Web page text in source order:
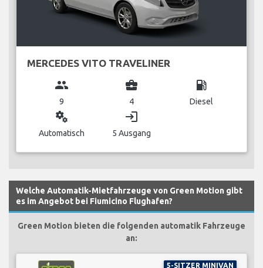
MERCEDES VITO TRAVELINER
group
9
business_center
4
local_gas_station
Diesel
miscellaneous_services
Automatisch
login
5 Ausgang
Welche Automatik-Mietfahrzeuge von Green Motion gibt
es im Angebot bei Fiumicino Flughafen?
Green Motion bieten die folgenden automatik Fahrzeuge
an:
5-SITZER MINIVAN